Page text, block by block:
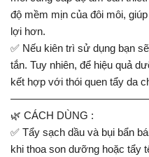
độ mềm mịn của đôi môi,
lợi hơn.
✅ Nếu kiên trì sử dụng bạn
tắn. Tuy nhiên, để hiệu quả
kết hợp với thói quen tẩy da
🌿 CÁCH DÙNG :
✅ Tẩy sạch dầu và bụi bẩn
khi thoa son dưỡng hoặc tẩy